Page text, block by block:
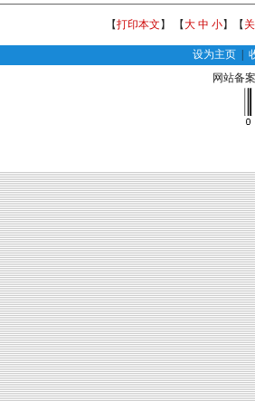
【打印本文 】 【大 中 小】【
设为主页
网站备